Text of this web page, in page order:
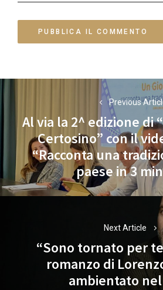
Navigazione
Previous
post:
Al via la 2^ edizione di
Certosino” con il
“Racconta una
paese in 3
Next Article
Next
post:
“Sono tornato per
romanzo di
ambientato